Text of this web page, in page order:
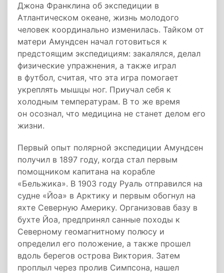
Джона Франклина об экспедиции в
Атлантическом океане, жизнь молодого
человек координально изменилась. Тайком от
матери Амундсен начал готовиться к
предстоящим экспедициям: закалялся, делал
физические упражнения, а также играл
в футбол, считая, что эта игра помогает
укреплять мышцы ног. Приучал себя к
холодным температурам. В то же время
он осознал, что медицина не станет делом его
жизни.
Первый опыт полярной экспедиции Амундсен
получил в 1897 году, когда стал первым
помощником капитана на корабле
«Бельжика». В 1903 году Руаль отправился на
судне «Йоа» в Арктику и первым обогнул на
яхте Северную Америку. Организовав базу в
бухте Йоа, предпринял санные походы к
Северному геомагнитному полюсу и
определил его положение, а также прошел
вдоль берегов острова Виктория. Затем
проплыл через пролив Симпсона, нашел